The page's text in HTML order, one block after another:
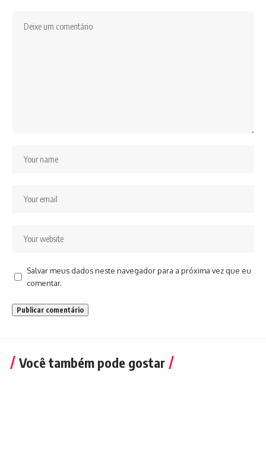
Salvar meus dados neste navegador para a próxima vez que eu
comentar.
Você também pode gostar